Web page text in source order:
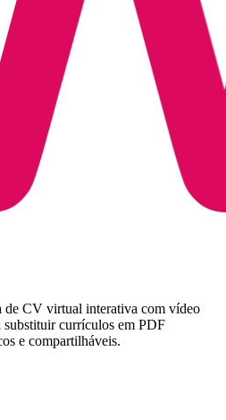
de CV virtual interativa com vídeo
substituir currículos em PDF
e compartilháveis.